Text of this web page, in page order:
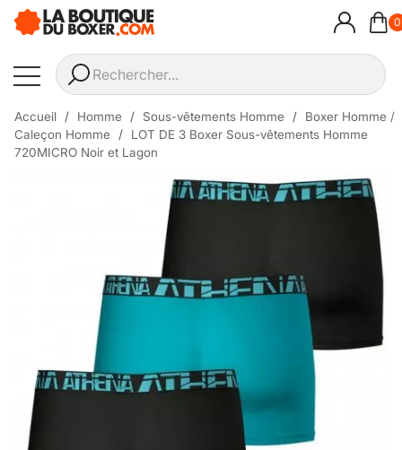
0
Accueil Homme Sous-vêtements Homme
Boxer Homme /
Caleçon Homme
LOT DE 3 Boxer Sous-vêtements Homme
720MICRO Noir et Lagon